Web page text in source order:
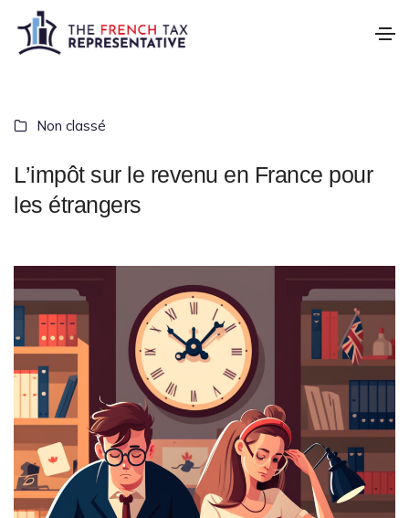
Non classé
L’impôt sur le revenu en France pour
les étrangers